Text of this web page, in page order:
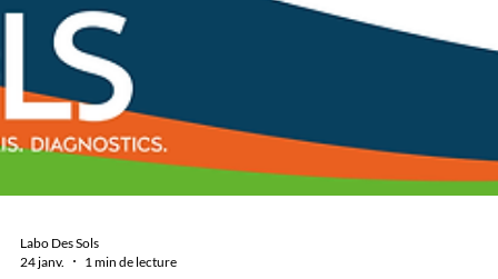
Labo Des Sols